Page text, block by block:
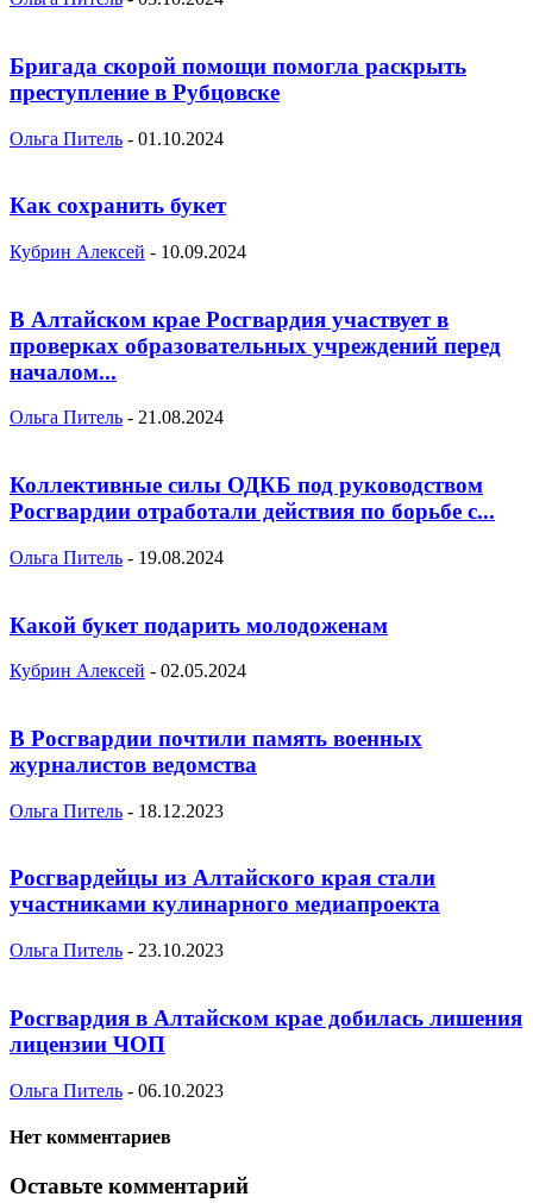
Бригада скорой помощи помогла раскрыть
преступление в Рубцовске
Ольга Питель - 01.10.2024
Как сохранить букет
Кубрин Алексей - 10.09.2024
В Алтайском крае Росгвардия участвует в
проверках образовательных учреждений перед
началом...
Ольга Питель - 21.08.2024
Коллективные силы ОДКБ под руководством
Росгвардии отработали действия по борьбе с...
Ольга Питель - 19.08.2024
Какой букет подарить молодоженам
Кубрин Алексей - 02.05.2024
В Росгвардии почтили память военных
журналистов ведомства
Ольга Питель - 18.12.2023
Росгвардейцы из Алтайского края стали
участниками кулинарного медиапроекта
Ольга Питель - 23.10.2023
Росгвардия в Алтайском крае добилась лишения
лицензии ЧОП
Ольга Питель - 06.10.2023
Нет комментариев
Оставьте комментарий